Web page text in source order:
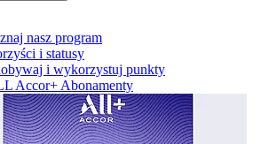
nasz program
i statusy
i wykorzystuj punkty
Accor+ Abonamenty